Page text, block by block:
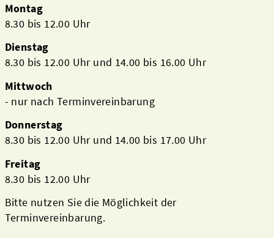
Montag
8.30 bis 12.00 Uhr
Dienstag
8.30 bis 12.00 Uhr und 14.00 bis 16.00 Uhr
Mittwoch
- nur nach Terminvereinbarung
Donnerstag
8.30 bis 12.00 Uhr und 14.00 bis 17.00 Uhr
Freitag
8.30 bis 12.00 Uhr
Bitte nutzen Sie die Möglichkeit der
Terminvereinbarung.